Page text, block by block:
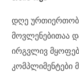
დღე
მოვლენებითაა
ირგვლივ
კომპლიმენტები